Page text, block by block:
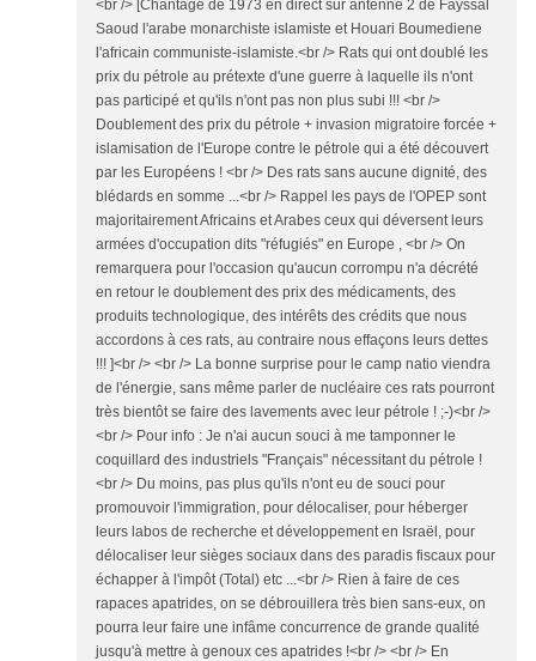
<br /> [Chantage de 1973 en direct sur antenne 2 de Fayssal
Saoud l'arabe monarchiste islamiste et Houari Boumediene
l'africain communiste-islamiste.<br /> Rats qui ont doublé les
prix du pétrole au prétexte d'une guerre à laquelle ils n'ont
pas participé et qu'ils n'ont pas non plus subi !!! <br />
Doublement des prix du pétrole + invasion migratoire forcée +
islamisation de l'Europe contre le pétrole qui a été découvert
par les Européens ! <br /> Des rats sans aucune dignité, des
blédards en somme ...<br /> Rappel les pays de l'OPEP sont
majoritairement Africains et Arabes ceux qui déversent leurs
armées d'occupation dits "réfugiés" en Europe , <br /> On
remarquera pour l'occasion qu'aucun corrompu n'a décrété
en retour le doublement des prix des médicaments, des
produits technologique, des intérêts des crédits que nous
accordons à ces rats, au contraire nous effaçons leurs dettes
!!! ]<br /> <br /> La bonne surprise pour le camp natio viendra
de l'énergie, sans même parler de nucléaire ces rats pourront
très bientôt se faire des lavements avec leur pétrole ! ;-)<br />
<br /> Pour info : Je n'ai aucun souci à me tamponner le
coquillard des industriels "Français" nécessitant du pétrole !
<br /> Du moins, pas plus qu'ils n'ont eu de souci pour
promouvoir l'immigration, pour délocaliser, pour héberger
leurs labos de recherche et développement en Israël, pour
délocaliser leur sièges sociaux dans des paradis fiscaux pour
échapper à l'impôt (Total) etc ...<br /> Rien à faire de ces
rapaces apatrides, on se débrouillera très bien sans-eux, on
pourra leur faire une infâme concurrence de grande qualité
jusqu'à mettre à genoux ces apatrides !<br /> <br /> En